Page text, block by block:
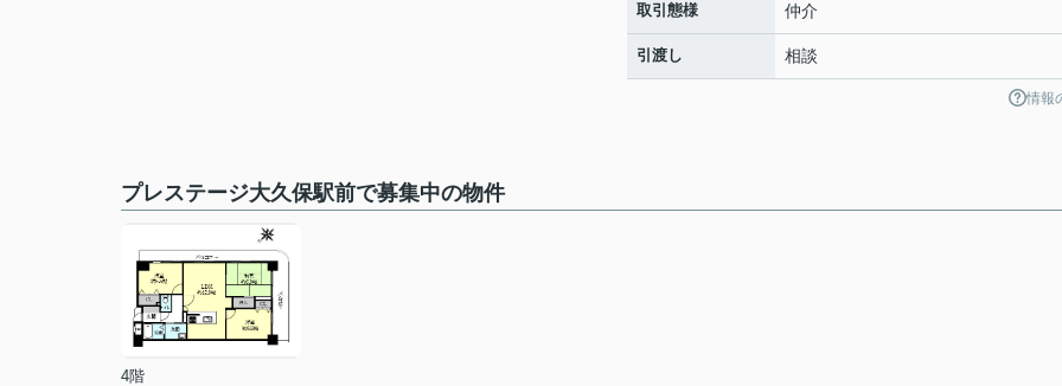
取引態様 仲介
引渡し 相談
情報
プレステージ大久保駅前で募集中の物件
4階